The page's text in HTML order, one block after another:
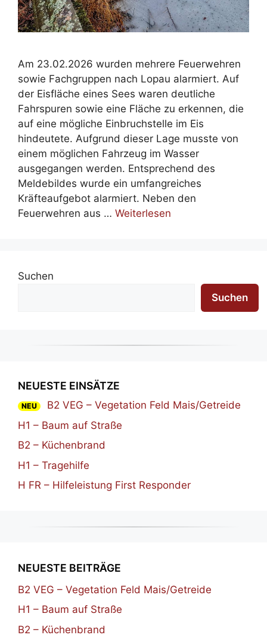
Am 23.02.2026 wurden mehrere Feuerwehren
sowie Fachgruppen nach Lopau alarmiert. Auf
der Eisfläche eines Sees waren deutliche
Fahrspuren sowie eine Fläche zu erkennen, die
auf eine mögliche Einbruchstelle im Eis
hindeutete. Aufgrund dieser Lage musste von
einem möglichen Fahrzeug im Wasser
ausgegangen werden. Entsprechend des
Meldebildes wurde ein umfangreiches
Kräfteaufgebot alarmiert. Neben den
Feuerwehren aus … Weiterlesen
Suchen
Suchen
NEUESTE EINSÄTZE
NEU
B2 VEG – Vegetation Feld Mais/Getreide
H1 – Baum auf Straße
B2 – Küchenbrand
H1 – Tragehilfe
H FR – Hilfeleistung First Responder
NEUESTE BEITRÄGE
B2 VEG – Vegetation Feld Mais/Getreide
H1 – Baum auf Straße
B2 – Küchenbrand